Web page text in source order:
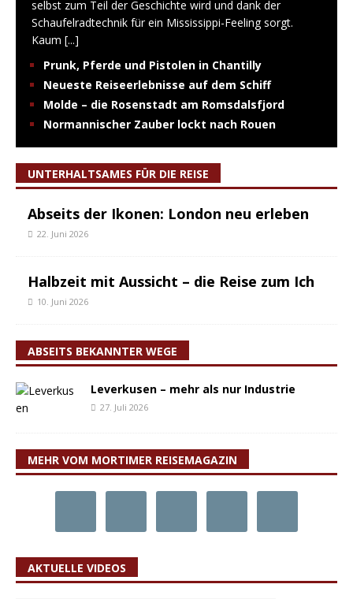
selbst zum Teil der Geschichte wird und dank der
Schaufelradtechnik für ein Mississippi-Feeling sorgt.
Kaum [...]
Prunk, Pferde und Pistolen in Chantilly
Neueste Reiseerlebnisse auf dem Schiff
Molde – die Rosenstadt am Romsdalsfjord
Normannischer Zauber lockt nach Rouen
UNTERHALTSAMES FÜR DIE REISE
Abseits der Ikonen: London neu erleben
22. Juni 2026
Halbzeit mit Aussicht – die Reise zum Ich
10. Juni 2026
ABSEITS BEKANNTER WEGE
Leverkusen – mehr als nur Industrie
27. Juli 2026
MEHR VOM MORTIMER REISEMAGAZIN
AKTUELLE VIDEOS